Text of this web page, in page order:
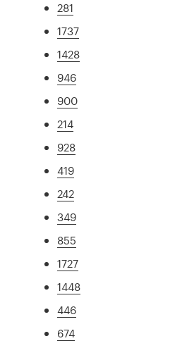
281
1737
1428
946
900
214
928
419
242
349
855
1727
1448
446
674